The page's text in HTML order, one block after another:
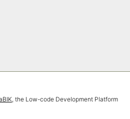
, the Low-code Development Platform